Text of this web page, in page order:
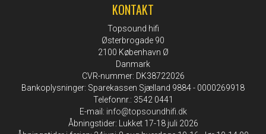
KONTAKT
Topsound hifi
Østerbrogade 90
2100 København Ø
Danmark
CVR-nummer: DK38722026
Bankoplysninger: Sparekassen Sjælland 9884 - 0000269918
Telefonnr.: 3542 0441
E-mail : info@topsoundhifi.dk
Åbningstider: Lukket 17-18 juli 2026